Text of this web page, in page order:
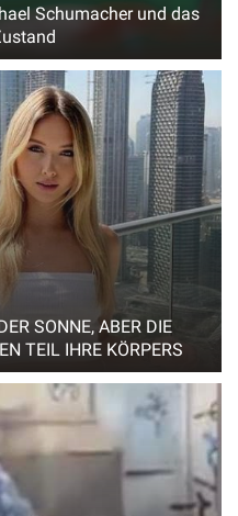
Schumacher und das
SONNE, ABER DIE
TEIL IHRE KÖRPERS